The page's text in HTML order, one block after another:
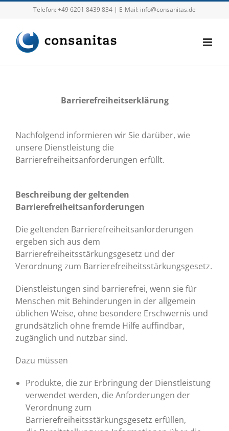
springen
Telefon: +49 6201 8439 834 | E-Mail: info@consanitas.de
Barrierefreiheitserklärung
Nachfolgend informieren wir Sie darüber, wie
unsere Dienstleistung die
Barrierefreiheitsanforderungen erfüllt.
Beschreibung der geltenden
Barrierefreiheitsanforderungen
Die geltenden Barrierefreiheitsanforderungen
ergeben sich aus dem
Barrierefreiheitsstärkungsgesetz und der
Verordnung zum Barrierefreiheitsstärkungsgesetz.
Dienstleistungen sind barrierefrei, wenn sie für
Menschen mit Behinderungen in der allgemein
üblichen Weise, ohne besondere Erschwernis und
grundsätzlich ohne fremde Hilfe auffindbar,
zugänglich und nutzbar sind.
Dazu müssen
Produkte, die zur Erbringung der Dienstleistung
verwendet werden, die Anforderungen der
Verordnung zum
Barrierefreiheitsstärkungsgesetz erfüllen,